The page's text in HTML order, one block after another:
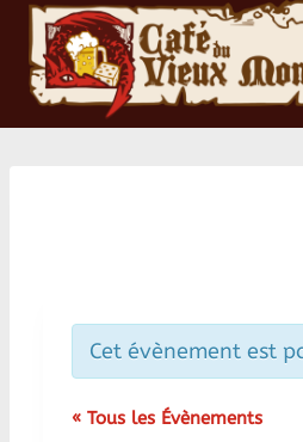
Aller
contenu
Cet évènement est
« Tous les Évènements